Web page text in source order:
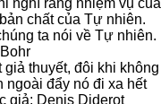
nghĩ rằng nhiệm vụ của
chất của Tự nhiên.
ta nói về Tự nhiên.
thuyết, đôi khi không
ngoài đẩy nó đi xa hết
giả: Denis Diderot